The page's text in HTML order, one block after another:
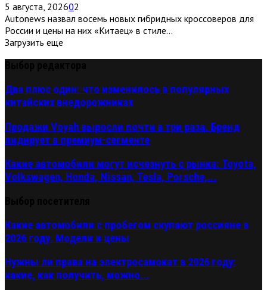
5 августа, 202602
Autonews назвал восемь новых гибридных кроссоверов для
России и цены на них «Китаец» в стиле...
Загрузить еще
Два плюс один: что изменилось в популярных
китайских внедорожниках
Продажи Voyah выросли почти в три раза. Бренд
лидирует в премиум-сегменте
Какие автомобили могут исчезнуть с рынка: Toyota,
Volkswagen, Honda, Nissan, Tesla, Porsche,...
Какие автомобили с пробегом скупают россияне в
2026 году. Модели и цены
Нужны ли права на электросамокат в 2026 году:
какие, как получить, можно...